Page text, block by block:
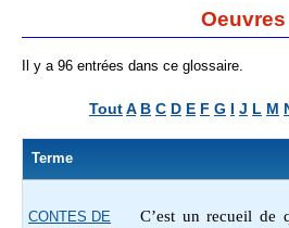
Oeuvres
Il y a 96 entrées dans ce glossaire.
ToutA B C D E F G I J L M
Terme
CONTES DE
C’est un recueil de